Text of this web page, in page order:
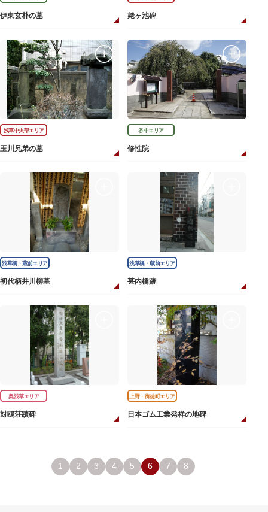
伊東玄朴の墓 姥ヶ池碑
浅草中央部エリア
玉川兄弟の墓
谷中エリア
修性院
浅草橋・蔵前エリア
初代柄井川柳墓
浅草橋・蔵前エリア
甚内橋跡
奥浅草エリア
対鴎荘蹟碑
上野・御徒町エリア
日本ゴム工業発祥の地碑
1 2 3 4 5 6 7 8